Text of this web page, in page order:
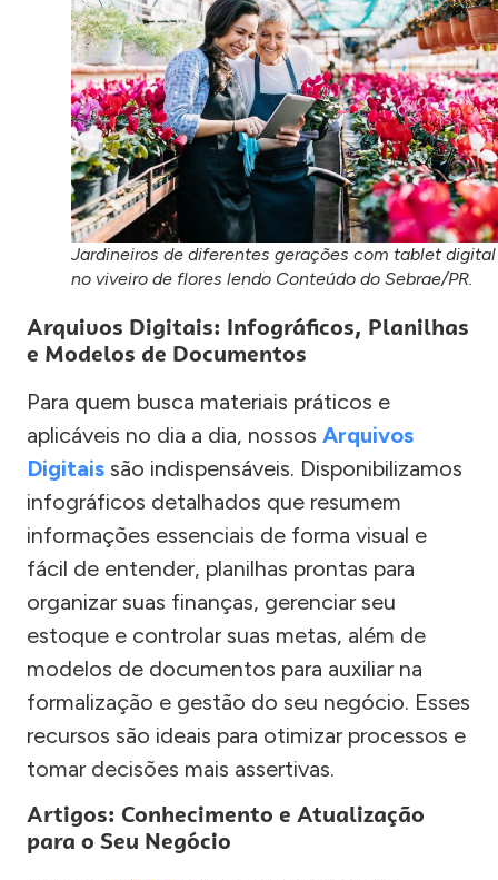
Jardineiros de diferentes gerações com tablet digital
no viveiro de flores lendo Conteúdo do Sebrae/PR.
Arquivos Digitais: Infográficos, Planilhas
e Modelos de Documentos
Para quem busca materiais práticos e
aplicáveis no dia a dia, nossos Arquivos
Digitais são indispensáveis. Disponibilizamos
infográficos detalhados que resumem
informações essenciais de forma visual e
fácil de entender, planilhas prontas para
organizar suas finanças, gerenciar seu
estoque e controlar suas metas, além de
modelos de documentos para auxiliar na
formalização e gestão do seu negócio. Esses
recursos são ideais para otimizar processos e
tomar decisões mais assertivas.
Artigos: Conhecimento e Atualização
para o Seu Negócio